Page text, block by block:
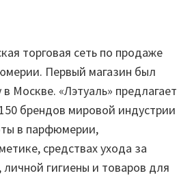
Loginom
требования
+ AI
торговая сеть по продаже
Первый магазин был
Москве. «Лэтуаль» предлагает
брендов мировой индустрии
в парфюмерии,
средствах ухода за
гигиены и товаров для